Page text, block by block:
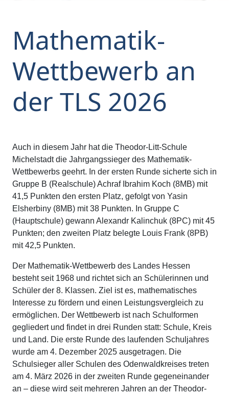
Mathematik-
Wettbewerb an
der TLS 2026
Auch in diesem Jahr hat die Theodor-Litt-Schule
Michelstadt die Jahrgangssieger des Mathematik-
Wettbewerbs geehrt. In der ersten Runde sicherte sich in
Gruppe B (Realschule) Achraf Ibrahim Koch (8MB) mit
41,5 Punkten den ersten Platz, gefolgt von Yasin
Elsherbiny (8MB) mit 38 Punkten. In Gruppe C
(Hauptschule) gewann Alexandr Kalinchuk (8PC) mit 45
Punkten; den zweiten Platz belegte Louis Frank (8PB)
mit 42,5 Punkten.
Der Mathematik-Wettbewerb des Landes Hessen
besteht seit 1968 und richtet sich an Schülerinnen und
Schüler der 8. Klassen. Ziel ist es, mathematisches
Interesse zu fördern und einen Leistungsvergleich zu
ermöglichen. Der Wettbewerb ist nach Schulformen
gegliedert und findet in drei Runden statt: Schule, Kreis
und Land. Die erste Runde des laufenden Schuljahres
wurde am 4. Dezember 2025 ausgetragen. Die
Schulsieger aller Schulen des Odenwaldkreises treten
am 4. März 2026 in der zweiten Runde gegeneinander
an – diese wird seit mehreren Jahren an der Theodor-